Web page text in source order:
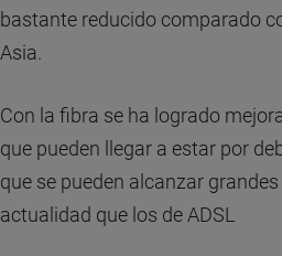
bastante reducido comparado
Asia.
Con la fibra se ha logrado
que pueden llegar a estar por
que se pueden alcanzar
actualidad que los de ADSL